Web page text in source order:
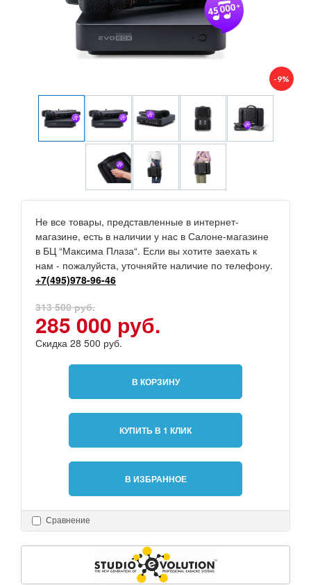
-9%
Не все товары, представленные в интернет-
магазине, есть в наличии у нас в Салоне-магазине
в БЦ “Максима Плаза“. Если вы хотите заехать к
нам - пожалуйста, уточняйте наличие по телефону.
+7(495)978-96-46
313 500 руб.
285 000 руб.
Скидка 28 500 руб.
В КОРЗИНУ
КУПИТЬ В 1 КЛИК
В ИЗБРАННОЕ
Сравнение